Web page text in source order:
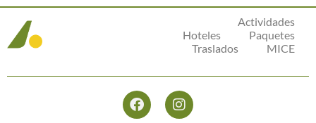
Actividades
Hoteles
Paquetes
Traslados
MICE